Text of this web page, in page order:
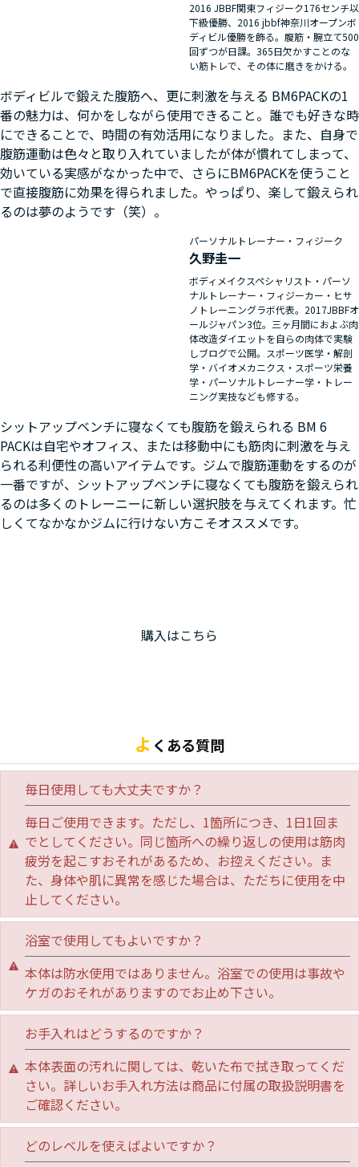
2016 JBBF関東フィジーク176センチ以
下級優勝、2016 jbbf神奈川オープンボ
ディビル優勝を飾る。腹筋・腕立て500
回ずつが日課。365日欠かすことのな
い筋トレで、その体に磨きをかける。
ボディビルで鍛えた腹筋へ、更に刺激を与える BM6PACKの1
番の魅力は、何かをしながら使用できること。誰でも好きな時
にできることで、時間の有効活用になりました。また、自身で
腹筋運動は色々と取り入れていましたが体が慣れてしまって、
効いている実感がなかった中で、さらにBM6PACKを使うこと
で直接腹筋に効果を得られました。やっぱり、楽して鍛えられ
るのは夢のようです（笑）。
パーソナルトレーナー・フィジーク
久野圭一
ボディメイクスペシャリスト・パーソ
ナルトレーナー・フィジーカー・ヒサ
ノトレーニングラボ代表。2017JBBFオ
ールジャパン3位。三ヶ月間におよぶ肉
体改造ダイエットを自らの肉体で実験
しブログで公開。スポーツ医学・解剖
学・バイオメカニクス・スポーツ栄養
学・パーソナルトレーナー学・トレー
ニング実技なども修する。
シットアップベンチに寝なくても腹筋を鍛えられる BM 6
PACKは自宅やオフィス、または移動中にも筋肉に刺激を与え
られる利便性の高いアイテムです。ジムで腹筋運動をするのが
一番ですが、シットアップベンチに寝なくても腹筋を鍛えられ
るのは多くのトレーニーに新しい選択肢を与えてくれます。忙
しくてなかなかジムに行けない方こそオススメです。
購入はこちら
よ くある質問
毎日使用しても大丈夫ですか？
毎日ご使用できます。ただし、1箇所につき、1日1回ま
でとしてください。同じ箇所への繰り返しの使用は筋肉
疲労を起こすおそれがあるため、お控えください。ま
た、身体や肌に異常を感じた場合は、ただちに使用を中
止してください。
浴室で使用してもよいですか？
本体は防水使用ではありません。浴室での使用は事故や
ケガのおそれがありますのでお止め下さい。
お手入れはどうするのですか？
本体表面の汚れに関しては、乾いた布で拭き取ってくだ
さい。詳しいお手入れ方法は商品に付属の取扱説明書を
ご確認ください。
どのレベルを使えばよいですか？